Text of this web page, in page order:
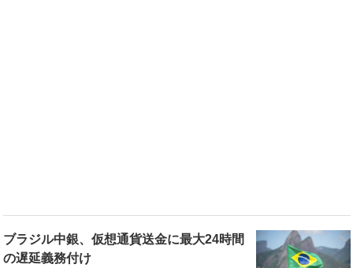
ブラジル中銀、仮想通貨送金に最大24時間
の遅延義務付け